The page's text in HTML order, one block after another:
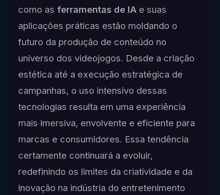
como as ferramentas de IAe suas
aplicações práticas estão moldando o
futuro da produção de conteúdo no
universo dos videojogos. Desde a criação
estética até a execução estratégica de
campanhas, o uso intensivo dessas
tecnologias resulta em uma experiência
mais imersiva, envolvente e eficiente para
marcas e consumidores. Essa tendência
certamente continuará a evoluir,
redefinindo os limites da criatividade e da
inovação na indústria do entretenimento